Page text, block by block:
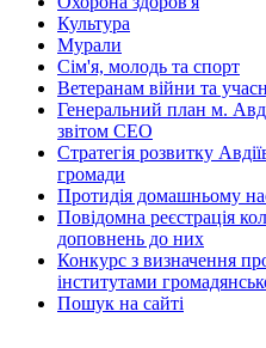
Культура
Мурали
Сім'я, молодь та спорт
Ветеранам війни та
Генеральний план м.
звітом СЕО
Стратегія розвитку
громади
Протидія домашньому
Повідомна реєстрація
доповнень до них
Конкурс з визначення
інститутами
Пошук на сайті